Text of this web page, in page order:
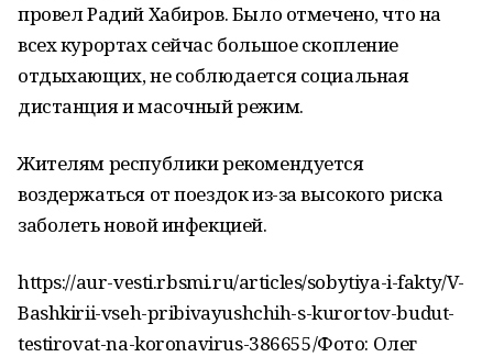
провел Радий Хабиров. Было отмечено, что на
всех курортах сейчас большое скопление
отдыхающих, не соблюдается социальная
дистанция и масочный режим.
Жителям республики рекомендуется
воздержаться от поездок из-за высокого риска
заболеть новой инфекцией.
https://aur-vesti.rbsmi.ru/articles/sobytiya-i-fakty/V-
Bashkirii-vseh-pribivayushchih-s-kurortov-budut-
testirovat-na-koronavirus-386655/Фото: Олег